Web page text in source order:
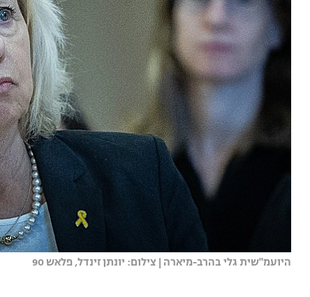
היועמ"שית גלי בהרב-מיארה | צילום: יונתן זינדל, פלאש 90